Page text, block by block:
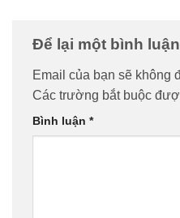
Để lại một bình luận
Email của bạn sẽ không
Các trường bắt buộc
Bình luận *